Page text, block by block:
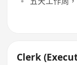
Clerk